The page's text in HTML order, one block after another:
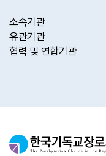
소속기관
유관기관
협력 및 연합기관